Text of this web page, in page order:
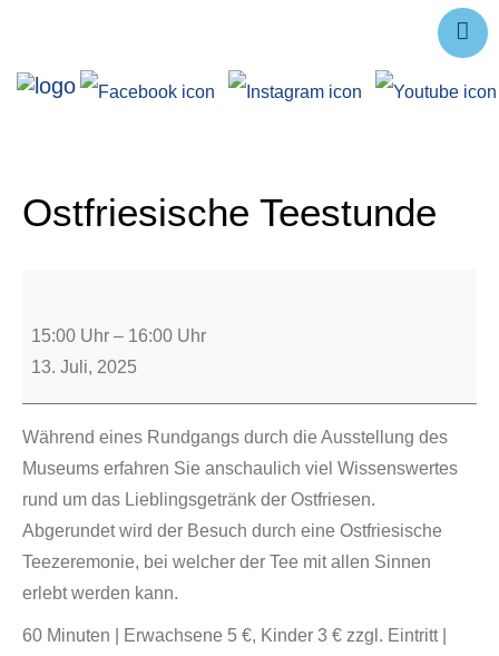
Forschung
Ostfriesische Teestunde
15:00 Uhr – 16:00 Uhr
13. Juli, 2025
Während eines Rundgangs durch die Ausstellung des
Museums erfahren Sie anschaulich viel Wissenswertes
rund um das Lieblingsgetränk der Ostfriesen.
Abgerundet wird der Besuch durch eine Ostfriesische
Teezeremonie, bei welcher der Tee mit allen Sinnen
erlebt werden kann.
60 Minuten | Erwachsene 5 €, Kinder 3 € zzgl. Eintritt |